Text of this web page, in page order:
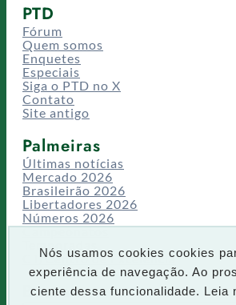
Nós usamos cookies cookies
experiência de navegação. Ao
ciente dessa funcionalidade. Leia
PTD
Fórum
Quem somos
Enquetes
Especiais
Siga o PTD no X
Contato
Site antigo
Palmeiras
Últimas notícias
Mercado 2026
Brasileirão 2026
Libertadores 2026
Números 2026
Campeonatos
CT/Centro de Excelência
Busca